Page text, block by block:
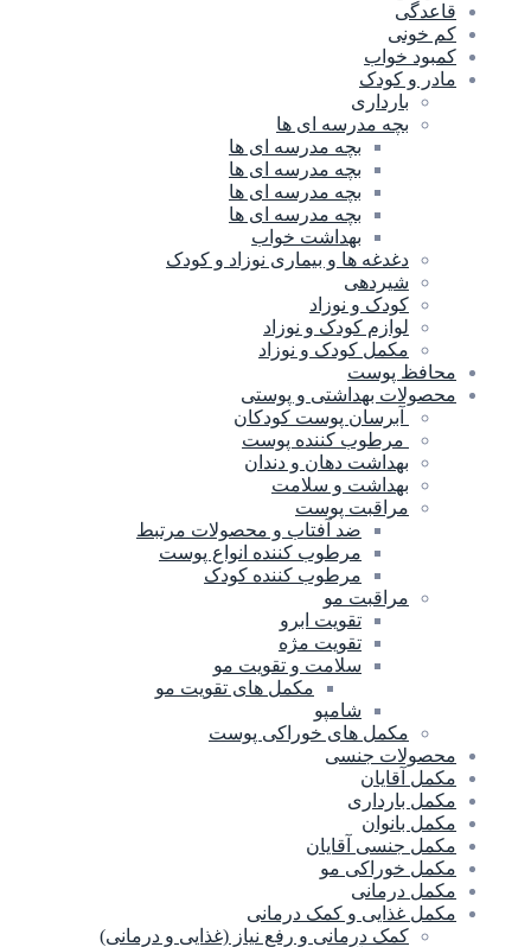
قاعدگی
کم خونی
کمبود خواب
مادر و کودک
بارداری
بچه مدرسه ای ها
بچه مدرسه اى ها
بچه مدرسه ای ها
بچه مدرسه ای ها
بچه مدرسه ای ها
بهداشت خواب
دغدغه ها و بیماری نوزاد و کودک
شیردهی
کودک و نوزاد
لوازم کودک و نوزاد
مکمل کودک و نوزاد
محافظ پوست
محصولات بهداشتی و پوستی
آبرسان پوست کودکان
مرطوب کننده پوست
بهداشت دهان و دندان
بهداشت و سلامت
مراقبت پوست
ضد آفتاب و محصولات مرتبط
مرطوب کننده انواع پوست
مرطوب کننده کودک
مراقبت مو
تقویت ابرو
تقویت مژه
سلامت و تقویت مو
مکمل های تقویت مو
شامپو
مکمل های خوراکی پوست
محصولات جنسی
مکمل آقایان
مکمل بارداری
مکمل بانوان
مکمل جنسی آقایان
مکمل خوراکی مو
مکمل درمانی
مکمل غذایی و کمک درمانی
کمک درمانی و رفع نیاز (غذایی و درمانی)